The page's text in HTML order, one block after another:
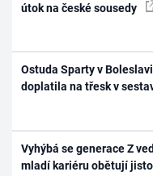
útok na české sousedy
Ostuda Sparty v
doplatila na třesk v
Vyhýbá se generace Z
mladí kariéru obětují